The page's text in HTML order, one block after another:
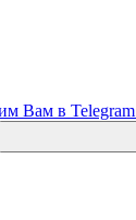
Вам в Telegram